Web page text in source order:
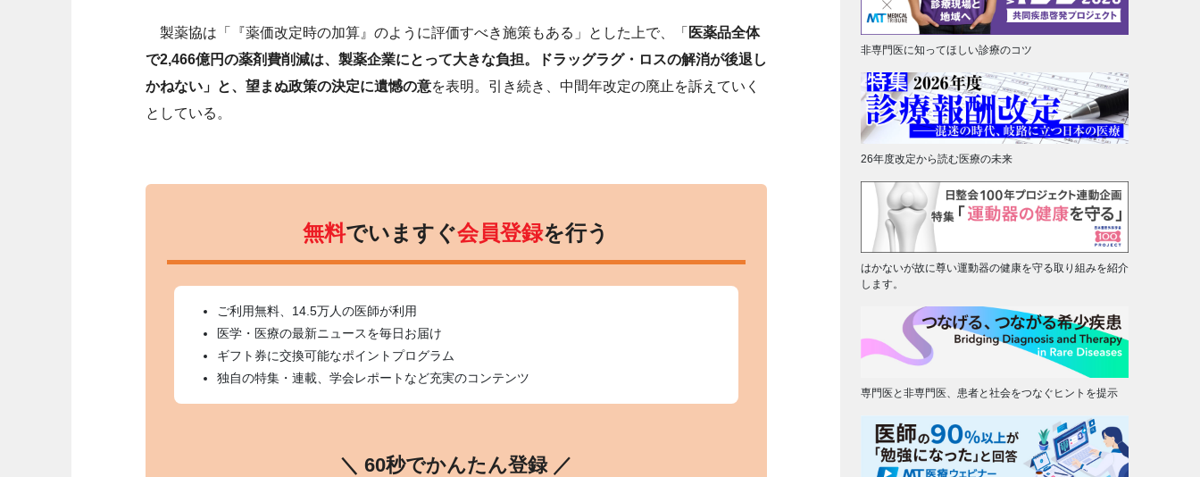
製薬協は「『薬価改定時の加算』のように評価すべき施策もある」とした上で、「 医薬品全体
で2,466億円の薬剤費削減は、製薬企業にとって大きな負担。ドラッグラグ・ロスの解消が後退し
かねない」と、望まぬ政策の決定に遺憾の意を表明。引き続き、中間年改定の廃止を訴えていく
としている。
無料でいますぐ会員登録を行う
ご利用無料、14.5万人の医師が利用
医学・医療の最新ニュースを毎日お届け
ギフト券に交換可能なポイントプログラム
独自の特集・連載、学会レポートなど充実のコンテンツ
＼ 60秒でかんたん登録 ／
非専門医に知ってほしい診療のコツ
26年度改定から読む医療の未来
はかないが故に尊い運動器の健康を守る取り組みを紹介
します。
専門医と非専門医、患者と社会をつなぐヒントを提示